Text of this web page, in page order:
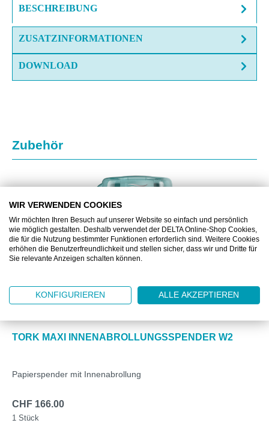
BESCHREIBUNG
ZUSATZINFORMATIONEN
DOWNLOAD
Produktgalerie überspringen
Zubehör
TORK MAXI INNENABROLLUNGSSPENDER W2
Papierspender mit Innenabrollung
CHF 166.00
1 Stück
WIR VERWENDEN COOKIES
Wir möchten Ihren Besuch auf unserer Website so einfach und persönlich
wie möglich gestalten. Deshalb verwendet der DELTA Online-Shop Cookies,
die für die Nutzung bestimmter Funktionen erforderlich sind. Weitere Cookies
erhöhen die Benutzerfreundlichkeit und stellen sicher, dass wir und Dritte für
Sie relevante Anzeigen schalten können.
KONFIGURIEREN ALLE AKZEPTIEREN